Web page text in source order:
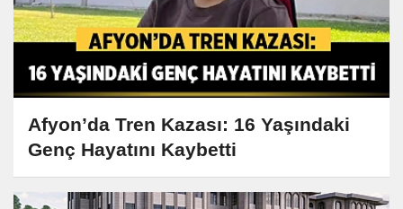
Afyon’da Tren Kazası: 16 Yaşındaki
Genç Hayatını Kaybetti